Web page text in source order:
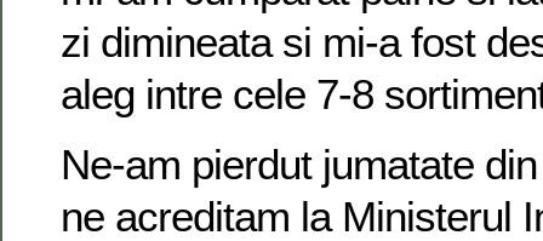
zi dimineata si mi-a fost
aleg intre cele 7-8
Ne-am pierdut jumatate
ne acreditam la Ministerul